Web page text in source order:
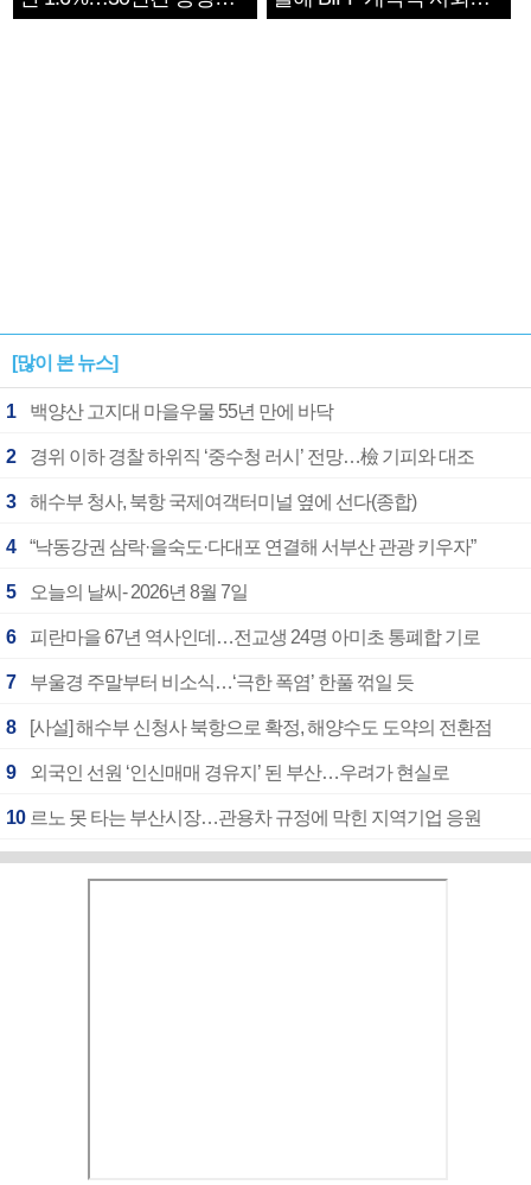
1182개팀 전수조사
확정
[많이 본 뉴스]
1 백양산 고지대 마을우물 55년 만에 바닥
2 경위 이하 경찰 하위직 ‘중수청 러시’ 전망…檢 기피와 대조
3 해수부 청사, 북항 국제여객터미널 옆에 선다(종합)
4 “낙동강권 삼락·을숙도·다대포 연결해 서부산 관광 키우자”
5 오늘의 날씨- 2026년 8월 7일
6 피란마을 67년 역사인데…전교생 24명 아미초 통폐합 기로
7 부울경 주말부터 비소식…‘극한 폭염’ 한풀 꺾일 듯
8 [사설] 해수부 신청사 북항으로 확정, 해양수도 도약의 전환점
9 외국인 선원 ‘인신매매 경유지’ 된 부산…우려가 현실로
10 르노 못 타는 부산시장…관용차 규정에 막힌 지역기업 응원